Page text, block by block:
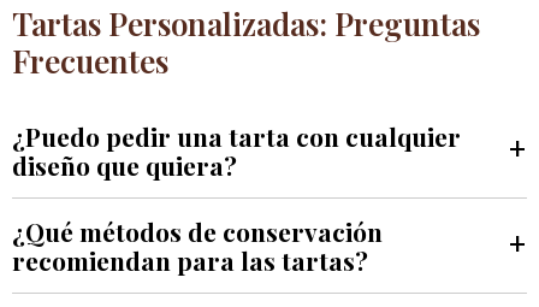
Tartas Personalizadas: Preguntas
Frecuentes
¿Puedo pedir una tarta con cualquier
diseño que quiera?
+
¿Qué métodos de conservación
recomiendan para las tartas?
+